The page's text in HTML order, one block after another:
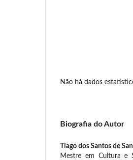
Não há dados
Biografia do Autor
Tiago dos Santos de
Mestre em Cultura e